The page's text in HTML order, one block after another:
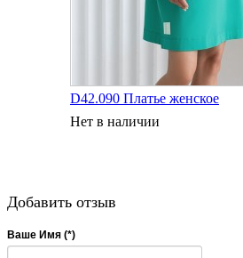
D42.090 Платье женское
Нет в наличии
Добавить отзыв
Ваше Имя (*)